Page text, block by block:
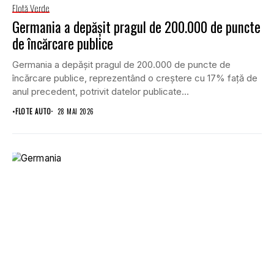
Flotă Verde
Germania a depășit pragul de 200.000 de puncte
de încărcare publice
Germania a depășit pragul de 200.000 de puncte de
încărcare publice, reprezentând o creștere cu 17% față de
anul precedent, potrivit datelor publicate...
•FLOTE AUTO 28 MAI 2026